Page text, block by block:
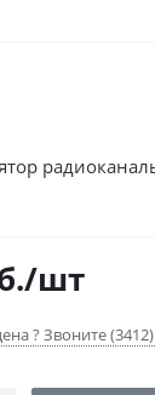
/шт
? Звоните